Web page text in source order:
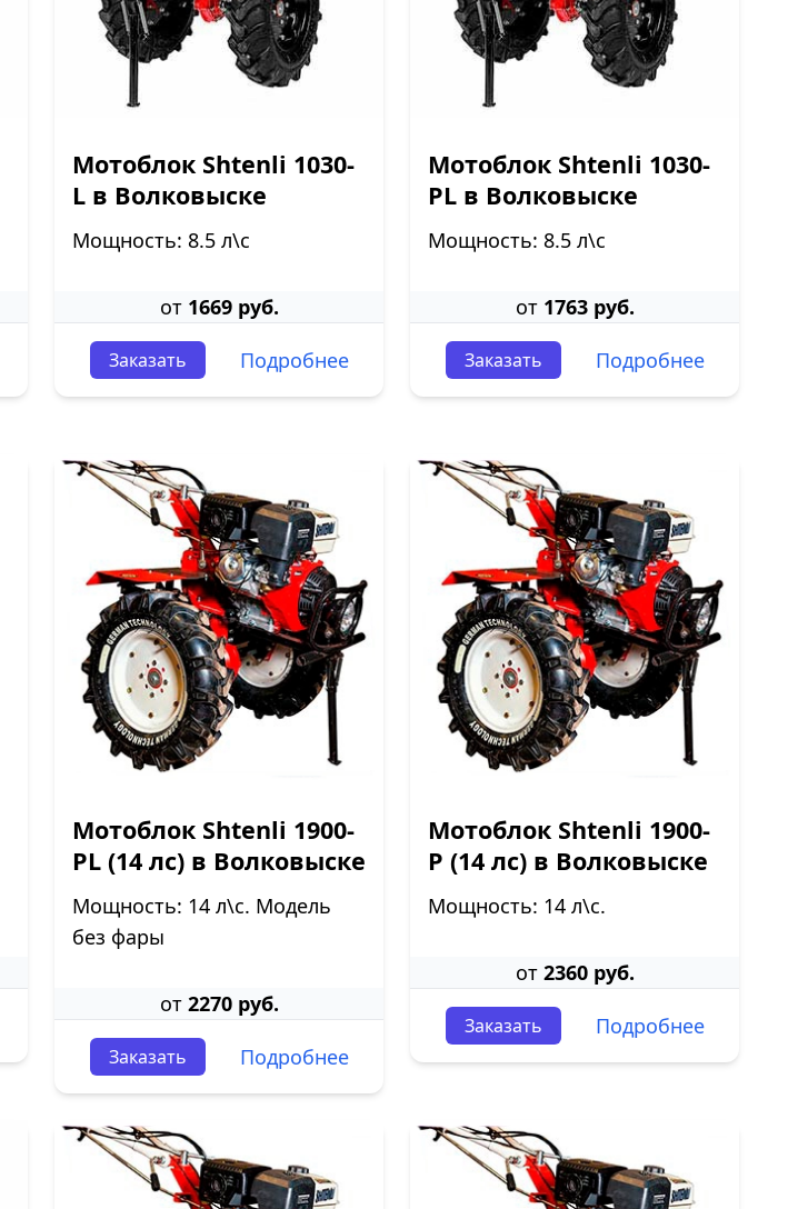
Мотоблок Shtenli 1030-
L в Волковыске
Мощность: 8.5 л\с
от 1669 руб.
Заказать Подробнее
Мотоблок Shtenli 1030-
PL в Волковыске
Мощность: 8.5 л\с
от 1763 руб.
Заказать Подробнее
Мотоблок Shtenli 1900-
PL (14 лс) в Волковыске
Мощность: 14 л\с. Модель
без фары
от 2270 руб.
Заказать Подробнее
Мотоблок Shtenli 1900-
P (14 лс) в Волковыске
Мощность: 14 л\с.
от 2360 руб.
Заказать Подробнее